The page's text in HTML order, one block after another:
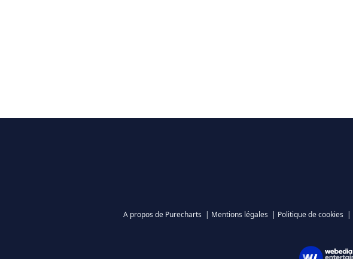
A propos de Purecharts | Mentions légales | Politique de cookies |